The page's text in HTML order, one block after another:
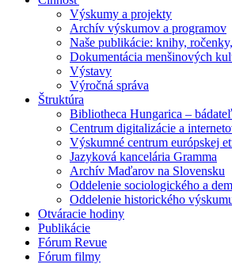
Výskumy a projekty
Archív výskumov a programov
Naše publikácie: knihy,
Dokumentácia menšinových
Výstavy
Výročná správa
Štruktúra
Bibliotheca Hungarica –
Centrum digitalizácie a
Výskumné centrum európskej
Jazyková kancelária Gramma
Archív Maďarov na Slovensku
Oddelenie sociologického a
Oddelenie historického
Otváracie hodiny
Publikácie
Fórum Revue
Fórum filmy